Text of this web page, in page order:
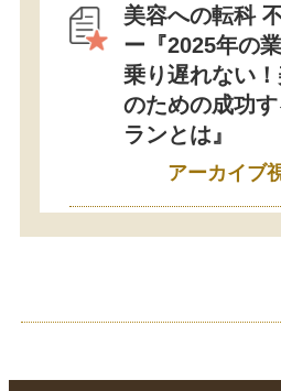
美容への転科
ー『2025年の
乗り遅れない
のための成功
ランとは』
アーカイブ